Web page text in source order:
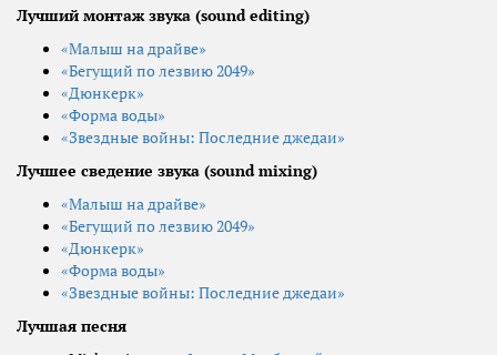
Лучший монтаж звука (sound editing)
«Малыш на драйве»
«Бегущий по лезвию 2049»
«Дюнкерк»
«Форма воды»
«Звездные войны: Последние джедаи»
Лучшее сведение звука (sound mixing)
«Малыш на драйве»
«Бегущий по лезвию 2049»
«Дюнкерк»
«Форма воды»
«Звездные войны: Последние джедаи»
Лучшая песня